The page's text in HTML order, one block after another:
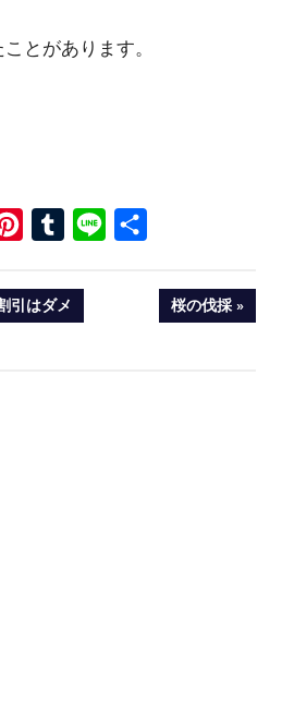
とがあります。
PinterestTumblr Line
引はダメ
NEXT
POST:
桜の伐採